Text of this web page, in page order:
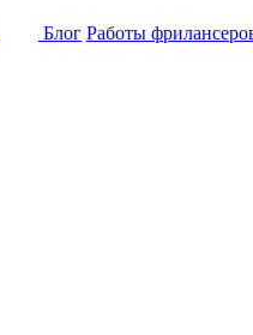
Блог Работы